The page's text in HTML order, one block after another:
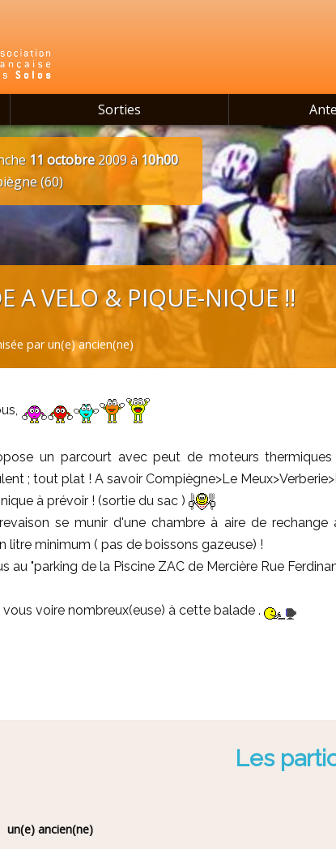
Sorties
11 octobre2009 à10h00
(60)
A VELO & PIQUE-NIQUE !!
par un(e) ancien(ne)
un parcourt avec peut de moteurs
; tout plat ! A savoir Compiègne>Le
à prévoir ! (sortie du sac )
se munir d'une chambre à aire de
litre minimum ( pas de boissons gazeuse) !
au "parking de la Piscine ZAC de Mercière Rue
vous voire nombreux(euse) à cette balade .
Les
un(e) ancien(ne)